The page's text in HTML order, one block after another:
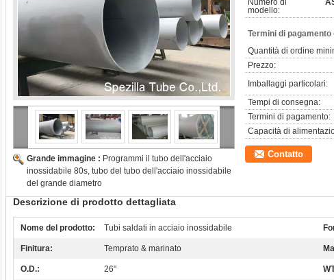
Grande immagine : Programmi il tubo dell'acciaio
inossidabile 80s, tubo del tubo dell'acciaio inossidabile
del grande diametro
Numero di
modello:
Termini di pagamento
Quantità di ordine
Prezzo:
Imballaggi particolari:
Tempi di consegna:
Termini di pagamento:
Capacità di
Contatto
Descrizione di prodotto dettagliata
Nome del prodotto: Tubi saldati in acciaio inossidabile
Finitura: Temprato & marinato
O.D.: 26"